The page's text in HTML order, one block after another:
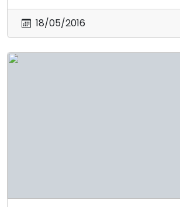
18/05/2016